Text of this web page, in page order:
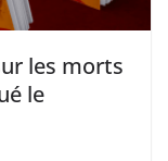
les morts
le